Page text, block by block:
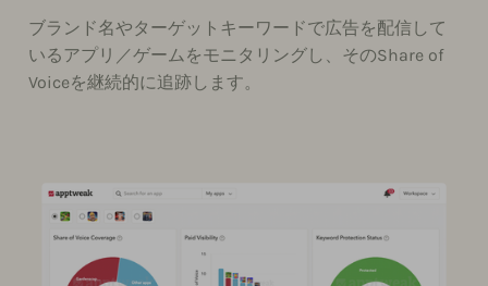
ブランド名やターゲットキーワードで広告を配信して
いるアプリ／ゲームをモニタリングし、そのShare of
Voiceを継続的に追跡します。